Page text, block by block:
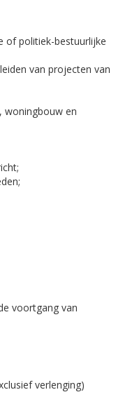
of politiek-bestuurlijke
van projecten van
woningbouw en
voortgang van
verlenging)